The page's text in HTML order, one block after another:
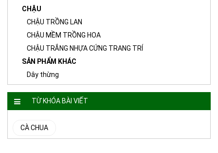
CHẬU
CHẬU TRỒNG LAN
CHẬU MỀM TRỒNG HOA
CHẬU TRẮNG NHỰA CỨNG TRANG TRÍ
SẢN PHẨM KHÁC
Dây thừng
TỪ KHÓA BÀI VIẾT
CÀ CHUA